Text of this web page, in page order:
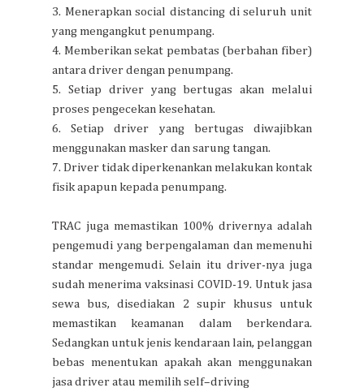
3. Menerapkan social distancing di seluruh unit
yang mengangkut penumpang.
4. Memberikan sekat pembatas (berbahan fiber)
antara driver dengan penumpang.
5. Setiap driver yang bertugas akan melalui
proses pengecekan kesehatan.
6. Setiap driver yang bertugas diwajibkan
menggunakan masker dan sarung tangan.
7. Driver tidak diperkenankan melakukan kontak
fisik apapun kepada penumpang.
TRAC juga memastikan 100% drivernya adalah
pengemudi yang berpengalaman dan memenuhi
standar mengemudi. Selain itu driver-nya juga
sudah menerima vaksinasi COVID-19. Untuk jasa
sewa bus, disediakan 2 supir khusus untuk
memastikan keamanan dalam berkendara.
Sedangkan untuk jenis kendaraan lain, pelanggan
bebas menentukan apakah akan menggunakan
jasa driver atau memilih self–driving